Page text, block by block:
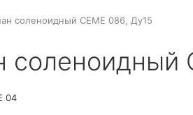
соленоидный CEME 086, Ду15
соленоидный
04